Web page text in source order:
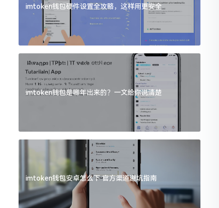
imtoken钱包硬件设置全攻略，这样用更安全
imtoken钱包是哪年出来的？一文给你说清楚
imtoken钱包安卓怎么下 官方渠道避坑指南